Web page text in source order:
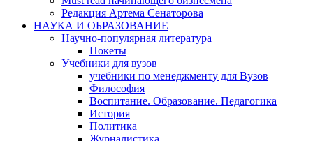
Редакция Артема Сенаторова
НАУКА И ОБРАЗОВАНИЕ
Научно-популярная литература
Покеты
Учебники для вузов
учебники по менеджменту для Вузов
Философия
Воспитание. Образование. Педагогика
История
Политика
Журналистика